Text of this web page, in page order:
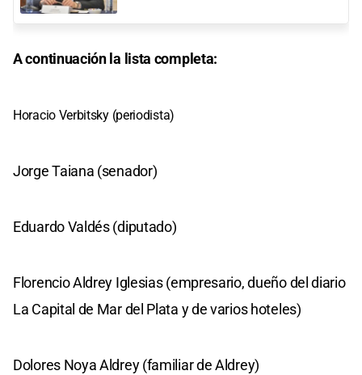
A continuación la lista completa:
Horacio Verbitsky (periodista)
Jorge Taiana (senador)
Eduardo Valdés (diputado)
Florencio Aldrey Iglesias (empresario, dueño del diario
La Capital de Mar del Plata y de varios hoteles)
Dolores Noya Aldrey (familiar de Aldrey)